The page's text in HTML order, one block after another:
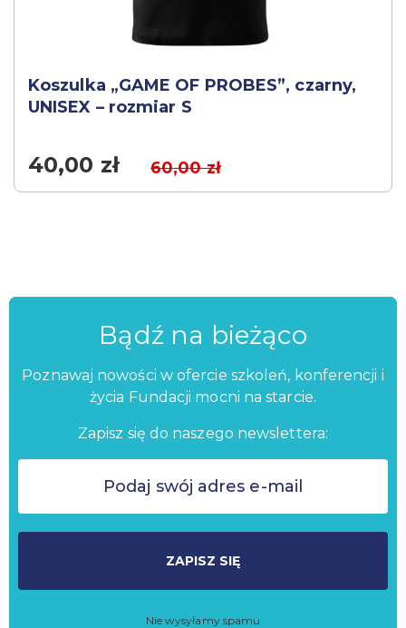
Koszulka „GAME OF PROBES”, czarny,
UNISEX – rozmiar S
40,00 zł 60,00zł
Bądź na bieżąco
Poznawaj nowości w ofercie szkoleń, konferencji i
życia Fundacji mocni na starcie.
Zapisz się do naszego newslettera:
ZAPISZ SIĘ
Nie wysyłamy spamu